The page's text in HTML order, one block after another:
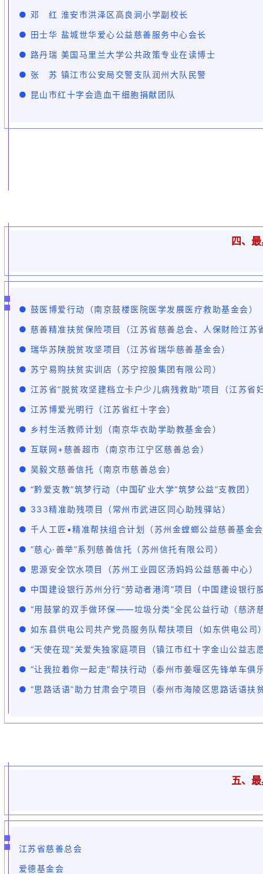
● 邓 红 淮安市洪泽区高良涧小学副校长
● 田士华 盐城世华爱心公益慈善服务中心会长
● 路丹瑞 美国马里兰大学公共政策专业在读博士
● 张 苏 镇江市公安局交警支队润州大队民警
● 昆山市红十字会造血干细胞捐献团队
四、
● 鼓医博爱行动（南京鼓楼医院医学发展医疗救助基金会）
● 慈善精准扶贫保险项目（江苏省慈善总会、人保财险江苏
● 瑞华苏陕脱贫攻坚项目（江苏省瑞华慈善基金会）
● 苏宁易购扶贫实训店（苏宁控股集团有限公司）
● 江苏省“脱贫攻坚建档立卡户少儿病残救助”项目（江苏省
● 江苏博爱光明行（江苏省红十字会）
● 乡村生活教师计划（南京华衣助学助教基金会）
● 互联网+慈善超市（南京市江宁区慈善总会）
● 吴毅文慈善信托（南京市慈善总会）
● “黔爱支教”筑梦行动（中国矿业大学“筑梦公益”支教团）
● 333精准助残项目（常州市武进区同心助残驿站）
● 千人工匠•精准帮扶组合计划（苏州金螳螂公益慈善基金
● “慈心·善举”系列慈善信托（苏州信托有限公司）
● 思源安全饮水项目（苏州工业园区汤妈妈公益慈善中心）
● 中国建设银行苏州分行“劳动者港湾”项目（中国建设银行
● “用鼓掌的双手做环保——垃圾分类”全民公益行动（慈济
● 如东县供电公司共产党员服务队帮扶项目（如东供电公司
● “天使在现”关爱失独家庭项目（镇江市红十字金山公益志
● “让我拉着你一起走”帮扶行动（泰州市姜堰区先锋单车俱
● “思路话语”助力甘肃会宁项目（泰州市海陵区思路话语扶
五、
江苏省慈善总会
爱德基金会